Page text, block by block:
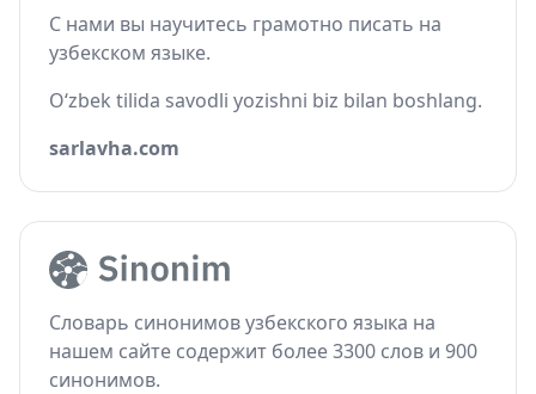
С нами вы научитесь грамотно писать на
узбекском языке.
O‘zbek tilida savodli yozishni biz bilan boshlang.
sarlavha.com
Словарь синонимов узбекского языка на
нашем сайте содержит более 3300 слов и 900
синонимов.